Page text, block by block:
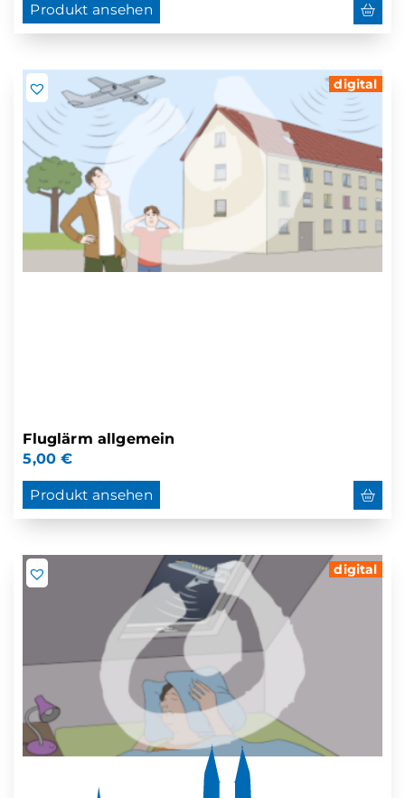
Produkt ansehen
digital
Fluglärm allgemein
5,00€
Produkt ansehen
digital